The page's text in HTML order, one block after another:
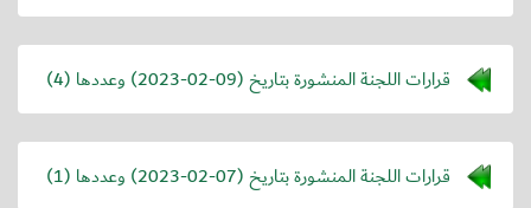
قرارات اللجنة المنشورة بتاريخ (2023-02-09) وعددها (4)
قرارات اللجنة المنشورة بتاريخ (2023-02-07) وعددها (1)